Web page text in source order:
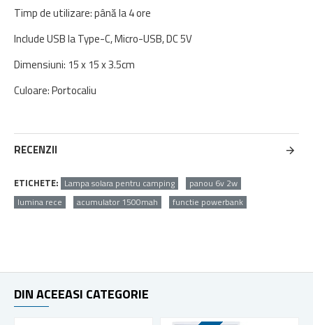
Timp de utilizare: până la 4 ore
Include USB la Type-C, Micro-USB, DC 5V
Dimensiuni: 15 x 15 x 3.5cm
Culoare: Portocaliu
RECENZII
ETICHETE: Lampa solara pentru camping
panou 6v 2w
lumina rece
acumulator 1500mah functie powerbank
DIN ACEEASI CATEGORIE